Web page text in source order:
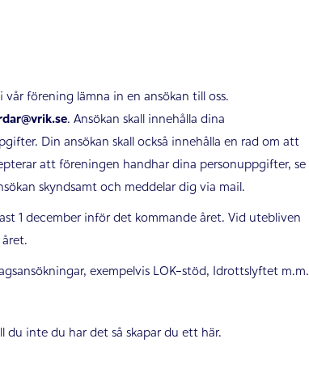
förening lämna in en ansökan till oss.
. Ansökan skall innehålla dina
Din ansökan skall också innehålla en rad om att
att föreningen handhar dina personuppgifter, se
skyndsamt och meddelar dig via mail.
1 december inför det kommande året. Vid utebliven
exempelvis LOK-stöd, Idrottslyftet m.m.
inte du har det så skapar du ett här.